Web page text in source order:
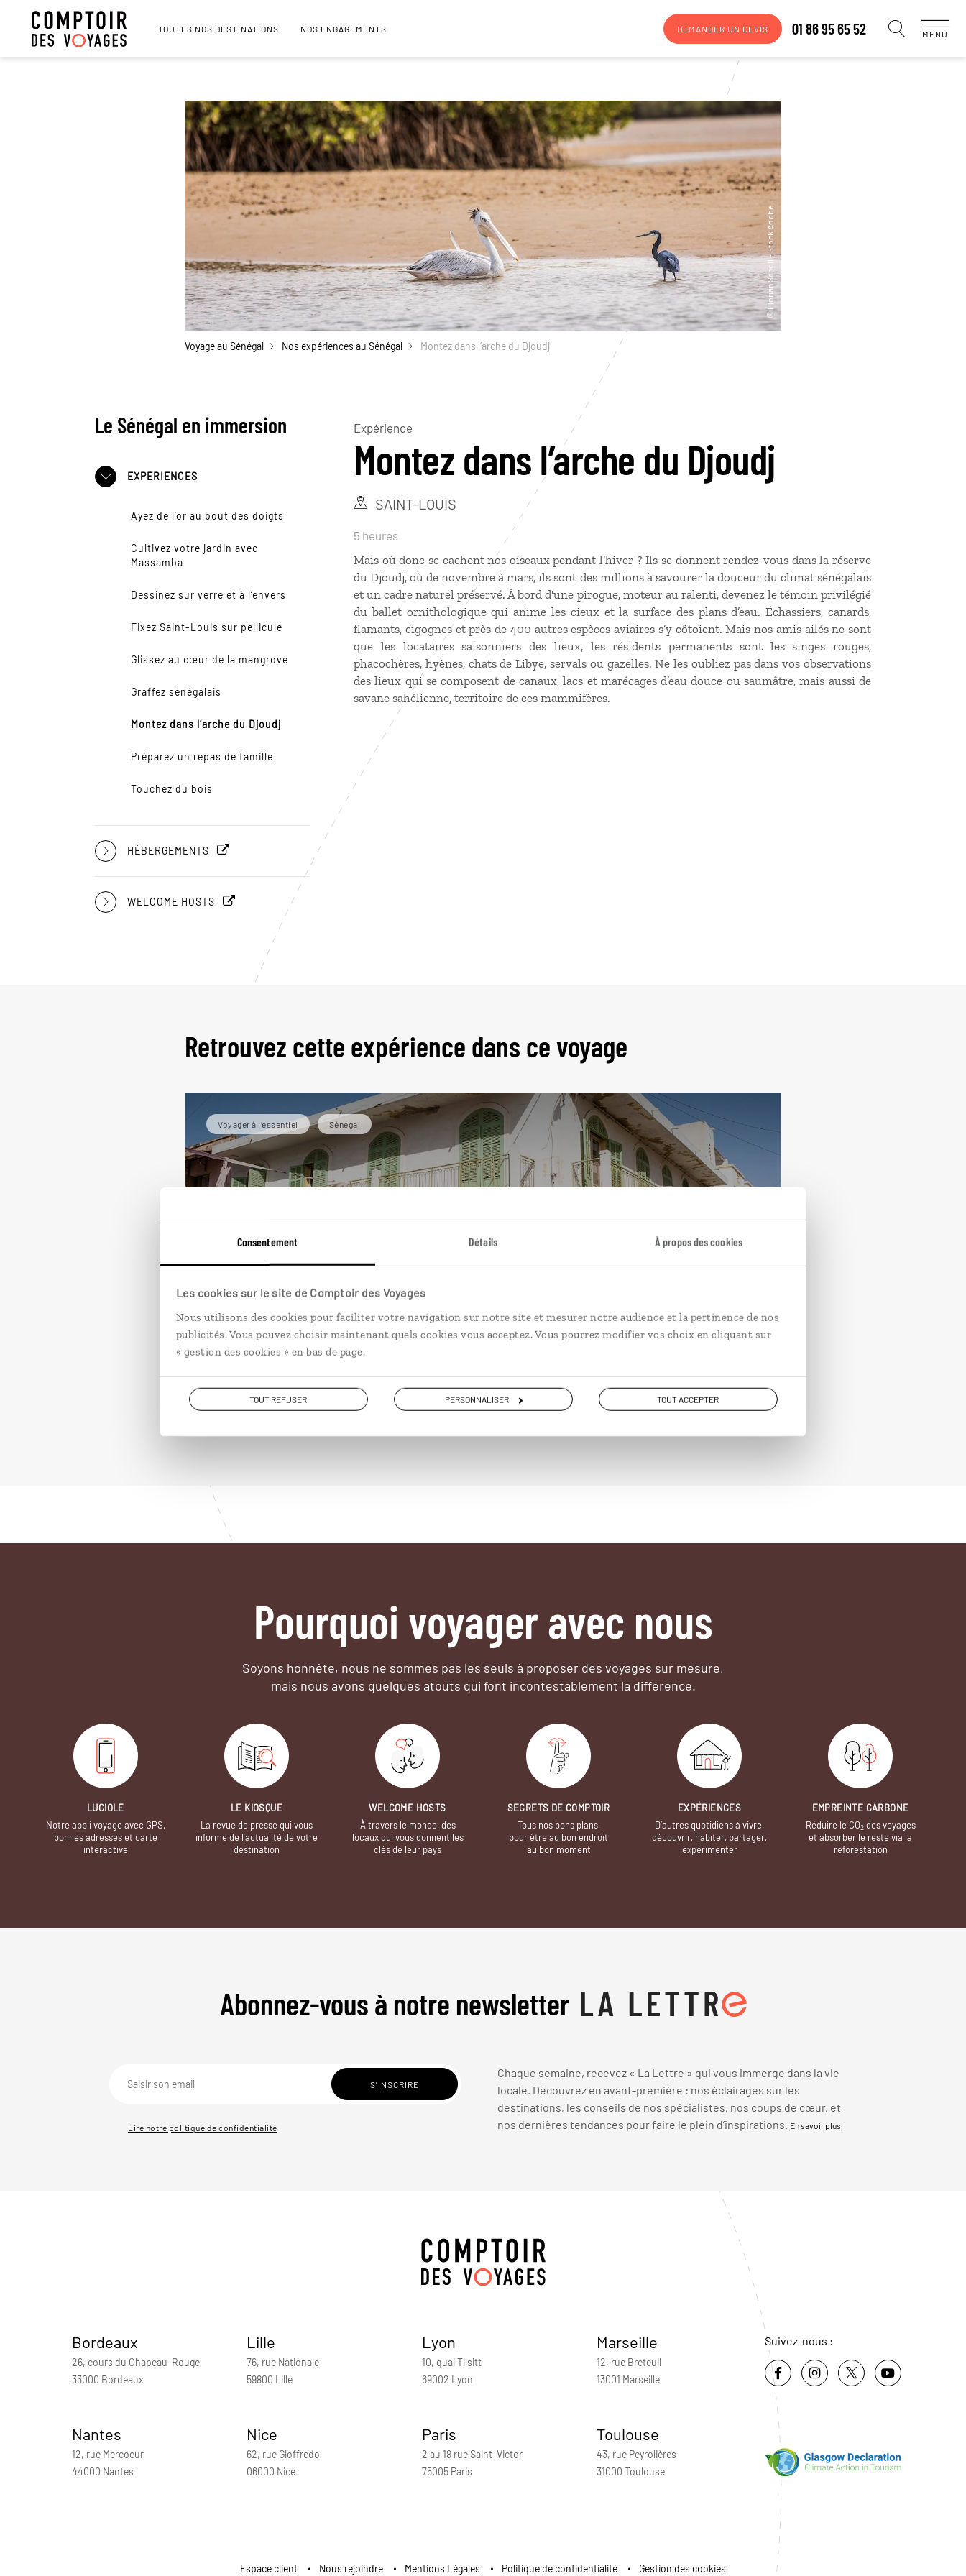
Consentement Détails À propos des cookies
Les cookies sur le site de Comptoir des Voyages
Nous utilisons des cookies pour faciliter votre navigation sur notre site et mesurer notre audience et la pertinence de nos
publicités. Vous pouvez choisir maintenant quels cookies vous acceptez. Vous pourrez modifier vos choix en cliquant sur
« gestion des cookies » en bas de page.
TOUT REFUSER PERSONNALISER TOUT ACCEPTER
TOUTES NOS DESTINATIONS NOS ENGAGEMENTS DEMANDER UN DEVIS 01 86 95 65 52 MENU
Voyage au Sénégal Nos expériences au Sénégal Montez dans l’arche du Djoudj
Le Sénégal en immersion
EXPERIENCES
Ayez de l’or au bout des doigts
Cultivez votre jardin avec
Massamba
Dessinez sur verre et à l’envers
Fixez Saint-Louis sur pellicule
Glissez au cœur de la mangrove
Graffez sénégalais
Montez dans l’arche du Djoudj
Préparez un repas de famille
Touchez du bois
HÉBERGEMENTS
WELCOME HOSTS
Expérience
Montez dans l’arche du Djoudj
SAINT-LOUIS
5 heures
Mais où donc se cachent nos oiseaux pendant l’hiver ? Ils se donnent rendez-vous dans la réserve
du Djoudj, où de novembre à mars, ils sont des millions à savourer la douceur du climat sénégalais
et un cadre naturel préservé. À bord d'une pirogue, moteur au ralenti, devenez le témoin privilégié
du ballet ornithologique qui anime les cieux et la surface des plans d’eau. Échassiers, canards,
flamants, cigognes et près de 400 autres espèces aviaires s’y côtoient. Mais nos amis ailés ne sont
que les locataires saisonniers des lieux, les résidents permanents sont les singes rouges,
phacochères, hyènes, chats de Libye, servals ou gazelles. Ne les oubliez pas dans vos observations
des lieux qui se composent de canaux, lacs et marécages d’eau douce ou saumâtre, mais aussi de
savane sahélienne, territoire de ces mammifères.
Retrouvez cette expérience dans ce voyage
Voyager à l’essentiel Sénégal
De Saint-Louis à la Petite Côte
Circuit Sénégal : Langue de Barbarie, Siné-Saloum, Petite
Côte…
14 jours / 12 nuits
à partir de 2500€
Pourquoi voyager avec nous
Soyons honnête, nous ne sommes pas les seuls à proposer des voyages sur mesure,
mais nous avons quelques atouts qui font incontestablement la différence.
LUCIOLE
Notre appli voyage avec GPS,
bonnes adresses et carte
interactive
LE KIOSQUE
La revue de presse qui vous
informe de l’actualité de votre
destination
WELCOME HOSTS
À travers le monde, des
locaux qui vous donnent les
clés de leur pays
SECRETS DE COMPTOIR
Tous nos bons plans,
pour être au bon endroit
au bon moment
EXPÉRIENCES
D’autres quotidiens à vivre,
découvrir, habiter, partager,
expérimenter
EMPREINTE CARBONE
Réduire le CO2des voyages
et absorber le reste via la
reforestation
Abonnez-vous à notre newsletter
Lire notre politique de confidentialité
Chaque semaine, recevez « La Lettre » qui vous immerge dans la vie
locale. Découvrez en avant-première : nos éclairages sur les
destinations, les conseils de nos spécialistes, nos coups de cœur, et
nos dernières tendances pour faire le plein d’inspirations. En savoir plus
Bordeaux
26, cours du Chapeau-Rouge
33000 Bordeaux
Lille
76, rue Nationale
59800 Lille
Lyon
10, quai Tilsitt
69002 Lyon
Marseille
12, rue Breteuil
13001 Marseille
Nantes
12, rue Mercoeur
44000 Nantes
Nice
62, rue Gioffredo
06000 Nice
Paris
2 au 18 rue Saint-Victor
75005 Paris
Toulouse
43, rue Peyrolières
31000 Toulouse
Suivez-nous :
Espace client Nous rejoindre Mentions Légales Politique de confidentialité Gestion des cookies